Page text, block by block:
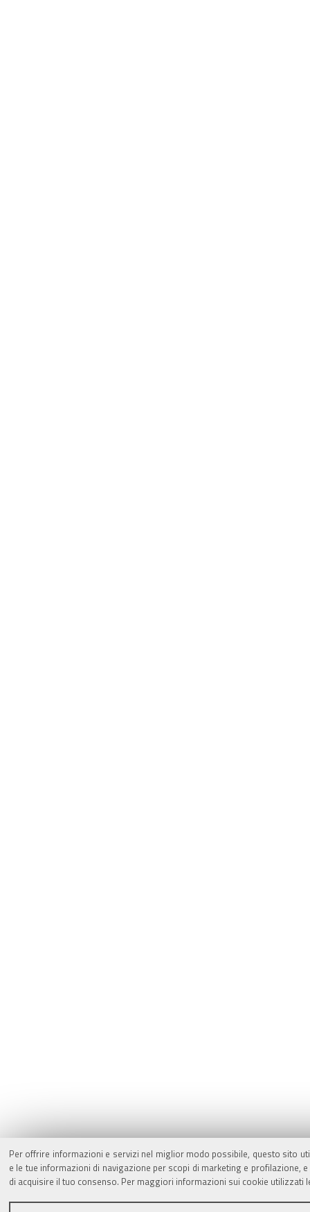
Per offrire informazioni e servizi nel miglior modo possibile, questo sito
e le tue informazioni di navigazione per scopi di marketing e
di acquisire il tuo consenso. Per maggiori informazioni sui cookie utilizzati